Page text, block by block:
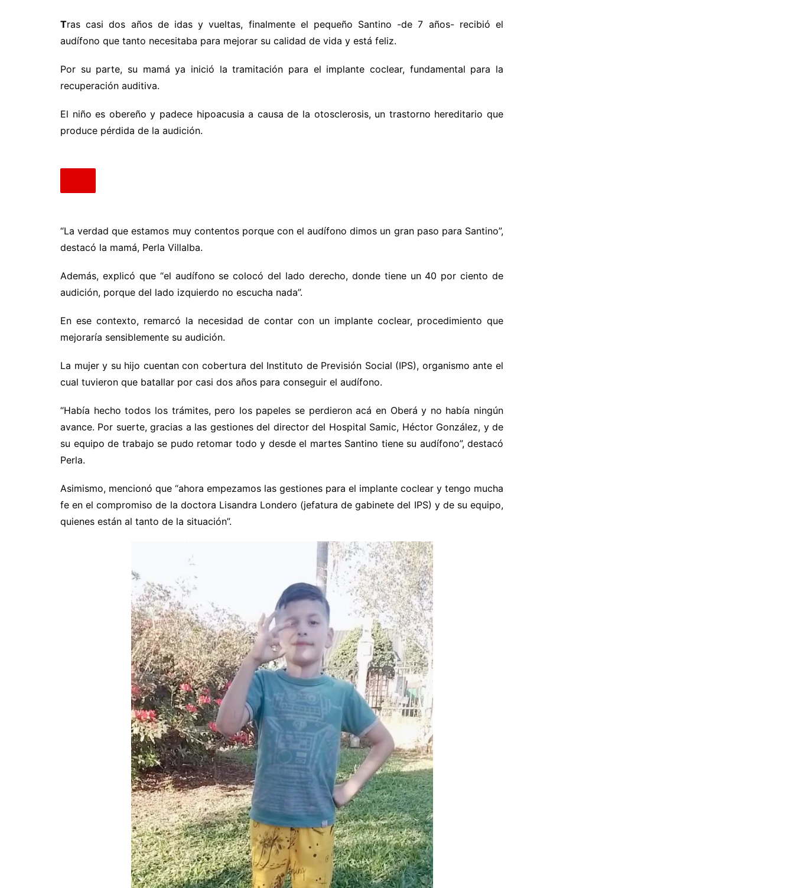
Tras casi dos años de idas y vueltas, finalmente el pequeño Santino -de 7 años- recibió el
audífono que tanto necesitaba para mejorar su calidad de vida y está feliz.
Por su parte, su mamá ya inició la tramitación para el implante coclear, fundamental para la
recuperación auditiva.
El niño es obereño y padece hipoacusia a causa de la otosclerosis, un trastorno hereditario que
produce pérdida de la audición.
“La verdad que estamos muy contentos porque con el audífono dimos un gran paso para Santino”,
destacó la mamá, Perla Villalba.
Además, explicó que “el audífono se colocó del lado derecho, donde tiene un 40 por ciento de
audición, porque del lado izquierdo no escucha nada”.
En ese contexto, remarcó la necesidad de contar con un implante coclear, procedimiento que
mejoraría sensiblemente su audición.
La mujer y su hijo cuentan con cobertura del Instituto de Previsión Social (IPS), organismo ante el
cual tuvieron que batallar por casi dos años para conseguir el audífono.
“Había hecho todos los trámites, pero los papeles se perdieron acá en Oberá y no había ningún
avance. Por suerte, gracias a las gestiones del director del Hospital Samic, Héctor González, y de
su equipo de trabajo se pudo retomar todo y desde el martes Santino tiene su audífono”, destacó
Perla.
Asimismo, mencionó que “ahora empezamos las gestiones para el implante coclear y tengo mucha
fe en el compromiso de la doctora Lisandra Londero (jefatura de gabinete del IPS) y de su equipo,
quienes están al tanto de la situación”.